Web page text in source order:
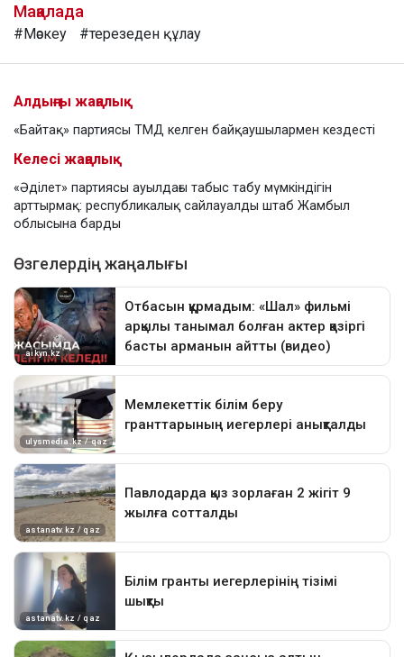
Мақалада
#Мәскеу #терезеден құлау
Алдыңғы жаңалық
«Байтақ» партиясы ТМД келген байқаушылармен кездесті
Келесі жаңалық
«Әділет» партиясы ауылдағы табыс табу мүмкіндігін
арттырмақ: республикалық сайлауалды штаб Жамбыл
облысына барды